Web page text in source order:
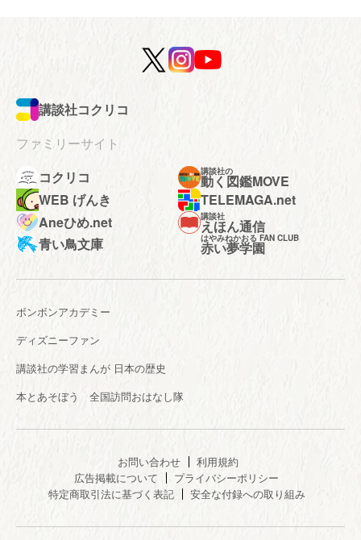
講談社コクリコ
ファミリーサイト
コクリコ
講談社の
動く図鑑MOVE
WEB げんき
TELEMAGA.net
Aneひめ.net
講談社
えほん通信
青い鳥文庫
はやみねかおる FAN CLUB
赤い夢学園
ボンボンアカデミー
ディズニーファン
講談社の学習まんが 日本の歴史
本とあそぼう 全国訪問おはなし隊
お問い合わせ
利用規約
広告掲載について
プライバシーポリシー
特定商取引法に基づく表記
安全な付録への取り組み